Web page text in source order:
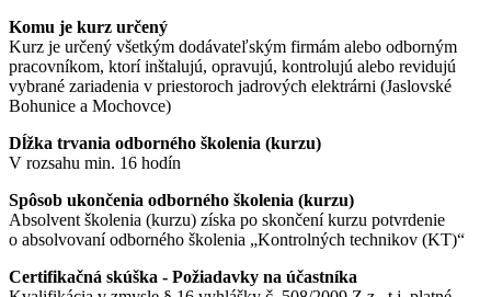
Komu je kurz určený
Kurz je určený všetkým dodávateľským firmám alebo odborným
pracovníkom, ktorí inštalujú, opravujú, kontrolujú alebo revidujú
vybrané zariadenia v priestoroch jadrových elektrárni (Jaslovské
Bohunice a Mochovce)
Dĺžka trvania odborného školenia (kurzu)
V rozsahu min. 16 hodín
Spôsob ukončenia odborného školenia (kurzu)
Absolvent školenia (kurzu) získa po skončení kurzu potvrdenie
o absolvovaní odborného školenia „Kontrolných technikov (KT)“
Certifikačná skúška - Požiadavky na účastníka